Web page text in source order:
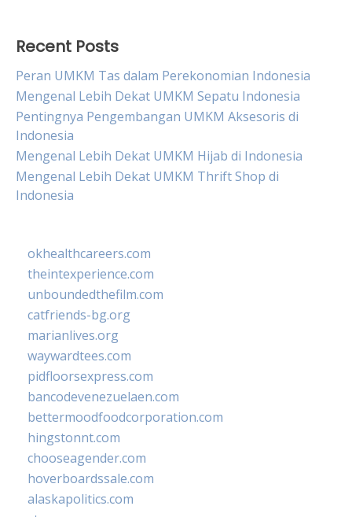
Recent Posts
Peran UMKM Tas dalam Perekonomian Indonesia
Mengenal Lebih Dekat UMKM Sepatu Indonesia
Pentingnya Pengembangan UMKM Aksesoris di
Indonesia
Mengenal Lebih Dekat UMKM Hijab di Indonesia
Mengenal Lebih Dekat UMKM Thrift Shop di
Indonesia
okhealthcareers.com
theintexperience.com
unboundedthefilm.com
catfriends-bg.org
marianlives.org
waywardtees.com
pidfloorsexpress.com
bancodevenezuelaen.com
bettermoodfoodcorporation.com
hingstonnt.com
chooseagender.com
hoverboardssale.com
alaskapolitics.com